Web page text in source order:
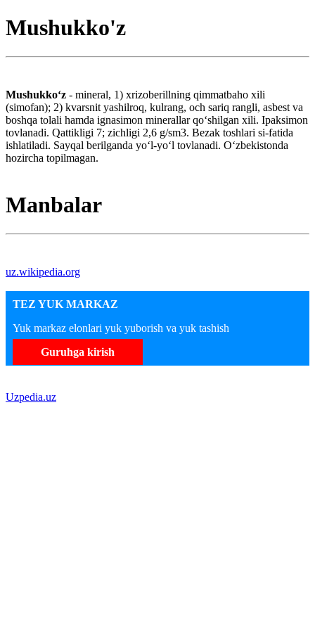
Mushukko'z
Mushukkoʻz - mineral, 1) xrizoberillning qimmatbaho xili
(simofan); 2) kvarsnit yashilroq, kulrang, och sariq rangli, asbest va
boshqa tolali hamda ignasimon minerallar qoʻshilgan xili. Ipaksimon
tovlanadi. Qattikligi 7; zichligi 2,6 g/sm3. Bezak toshlari si-fatida
ishlatiladi. Sayqal berilganda yoʻl-yoʻl tovlanadi. Oʻzbekistonda
hozircha topilmagan.
Manbalar
uz.wikipedia.org
TEZ YUK MARKAZ
Yuk markaz elonlari yuk yuborish va yuk tashish
Guruhga kirish
Uzpedia.uz